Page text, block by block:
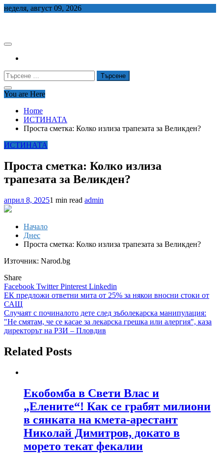
Skip
неделя, август 09, 2026
Търсене
за:
You are Here
Home
ИСТИНАТА
Проста сметка: Колко излиза трапезата за Великден?
ИСТИНАТА
Проста сметка: Колко излиза
трапезата за Великден?
април 8, 20251 min read admin
Начало
Днес
Проста сметка: Колко излиза трапезата за Великден?
Източник: Narod.bg
Share
Facebook TwitterPinterest Linkedin
Навигация
ЕК предложи ответни мита от 25% за някои вносни стоки от
САЩ
Случаят с починалото дете след зъболекарска манипулация:
"Не смятам, че се касае за лекарска грешка или алергия", каза
директорът на РЗИ – Пловдив
Related Posts
Екобомба в Свети Влас и
„Елените“! Как се грабят милиони
в сянката на кмета-арестант
Николай Димитров, докато в
морето текат фекалии